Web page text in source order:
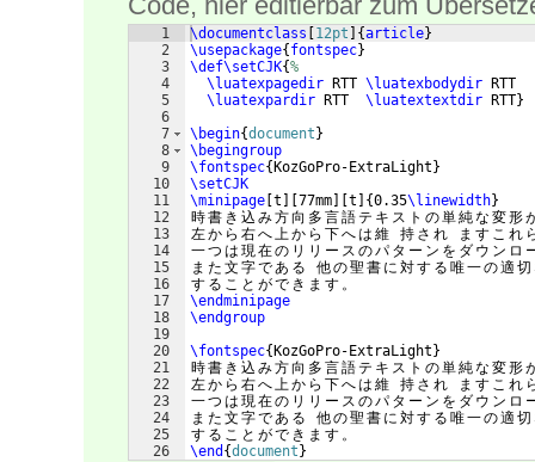
1
2
3
4
5
6
7
8
9
10
11
12
13
14
15
16
17
18
19
20
21
22
23
24
25
26
\documentclass 12pt {article}
\usepackage{ fontspec}
\def\setCJK{%
\luatexpagedir RTT \luatexbodydir RTT
\luatexpardir RTT \luatextextdir RTT}
\begin{document }
\begingroup
\fontspec{ KozGoPro-ExtraLight }
\setCJK
\minipage t 77mm t {0.35\linewidth}
時書 き 込 み方向 多 言語テ キ ス ト の単純な 変形
左か ら 右へ上か ら 下へは 維 持 さ れ ま す こ れ
一つ は 現在の リ リ ー ス のパ タ ー ン を ダ ウ ン ロ
ま た 文 字であ る 他の聖 書 に 対す る 唯一の適 切
す る こ と がで き ま す 。
\endminipage
\endgroup
\fontspec{ KozGoPro-ExtraLight }
時書 き 込 み方向 多 言語テ キ ス ト の単純な 変形
左か ら 右へ上か ら 下へは 維 持 さ れ ま す こ れ
一つ は 現在の リ リ ー ス のパ タ ー ン を ダ ウ ン ロ
ま た 文 字であ る 他の聖 書 に 対す る 唯一の適 切
す る こ と がで き ま す 。
\end {document }